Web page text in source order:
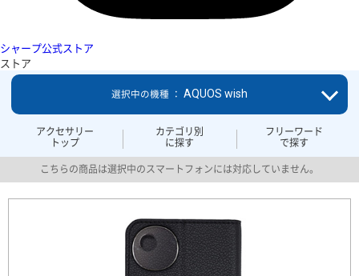
シャープ公式ストア
ストア
アクセサリー
トップ
カテゴリ別
に探す
フリーワード
で探す
選択中の機種 ： AQUOS wish
こちらの商品は選択中のスマートフォンには対応していません。